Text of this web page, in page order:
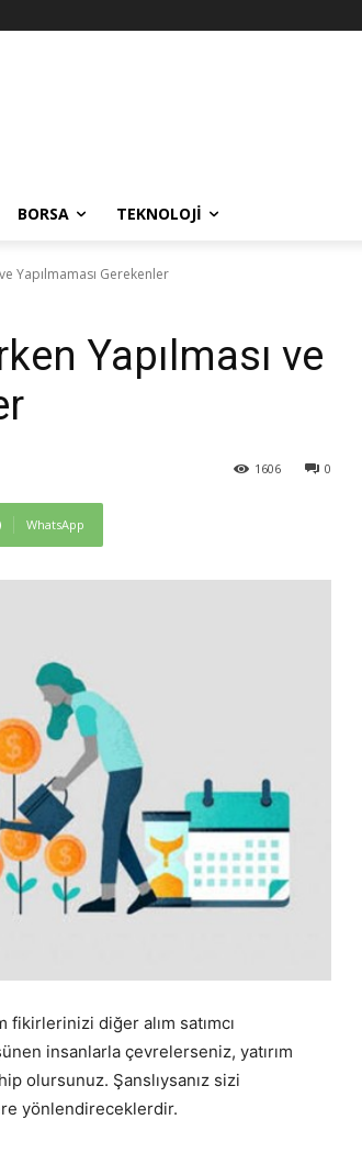
BORSA TEKNOLOJI
Yapılmaması Gerekenler
Yapılması ve
0
1606
WhatsApp
fikirlerinizi diğer alım satımcı
insanlarla çevrelerseniz, yatırım
olursunuz. Şanslıysanız sizi
yönlendireceklerdir.